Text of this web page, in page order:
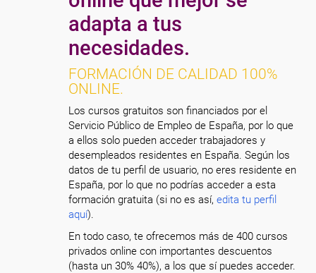
adapta a tus
necesidades.
FORMACIÓN DE CALIDAD 100%
ONLINE.
Los cursos gratuitos son financiados por el
Servicio Público de Empleo de España, por lo que
a ellos solo pueden acceder trabajadores y
desempleados residentes en España. Según los
datos de tu perfil de usuario, no eres residente en
España, por lo que no podrías acceder a esta
formación gratuita (si no es así,edita tu perfil
aquí).
En todo caso, te ofrecemos más de 400 cursos
privados online con importantes descuentos
(hasta un 30% 40%), a los que sí puedes acceder.